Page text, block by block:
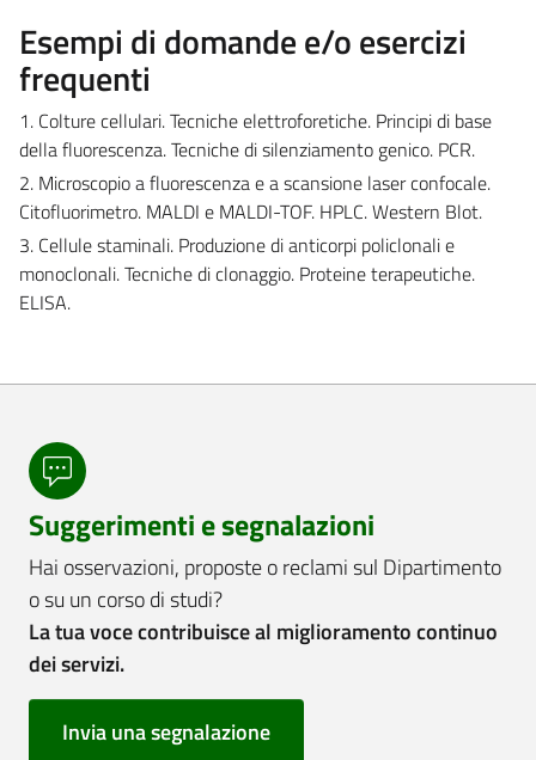
Esempi di domande e/o esercizi
frequenti
1. Colture cellulari. Tecniche elettroforetiche. Principi di base
della fluorescenza. Tecniche di silenziamento genico. PCR.
2. Microscopio a fluorescenza e a scansione laser confocale.
Citofluorimetro. MALDI e MALDI-TOF. HPLC. Western Blot.
3. Cellule staminali. Produzione di anticorpi policlonali e
monoclonali. Tecniche di clonaggio. Proteine terapeutiche.
ELISA.
Suggerimenti e segnalazioni
Hai osservazioni, proposte o reclami sul Dipartimento
o su un corso di studi?
La tua voce contribuisce al miglioramento continuo
dei servizi.
Invia una segnalazione